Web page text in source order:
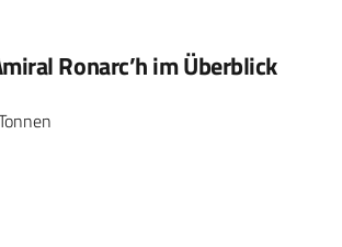
Ronarc’h im Überblick